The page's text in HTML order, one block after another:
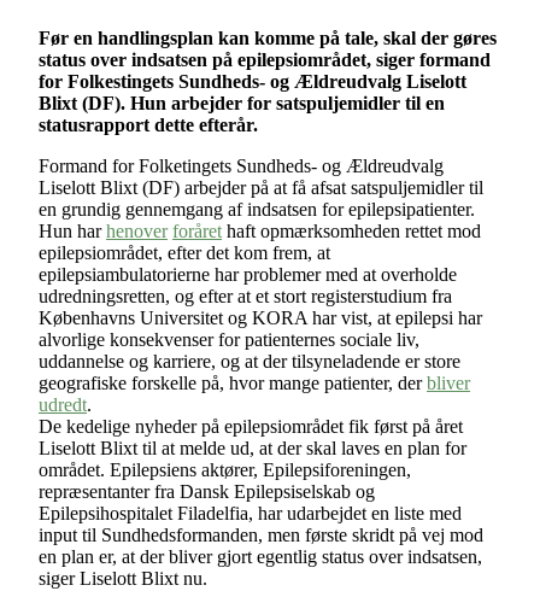
Før en handlingsplan kan komme på tale, skal der gøres
status over indsatsen på epilepsiområdet, siger formand
for Folkestingets Sundheds- og Ældreudvalg Liselott
Blixt (DF). Hun arbejder for satspuljemidler til en
statusrapport dette efterår.
Formand for Folketingets Sundheds- og Ældreudvalg
Liselott Blixt (DF) arbejder på at få afsat satspuljemidler til
en grundig gennemgang af indsatsen for epilepsipatienter.
Hun harhenover foråret haft opmærksomheden rettet mod
epilepsiområdet, efter det kom frem, at
epilepsiambulatorierne har problemer med at overholde
udredningsretten, og efter at et stort registerstudium fra
Københavns Universitet og KORA har vist, at epilepsi har
alvorlige konsekvenser for patienternes sociale liv,
uddannelse og karriere, og at der tilsyneladende er store
geografiske forskelle på, hvor mange patienter, derbliver
udredt.
De kedelige nyheder på epilepsiområdet fik først på året
Liselott Blixt til at melde ud, at der skal laves en plan for
området. Epilepsiens aktører, Epilepsiforeningen,
repræsentanter fra Dansk Epilepsiselskab og
Epilepsihospitalet Filadelfia, har udarbejdet en liste med
input til Sundhedsformanden, men første skridt på vej mod
en plan er, at der bliver gjort egentlig status over indsatsen,
siger Liselott Blixt nu.